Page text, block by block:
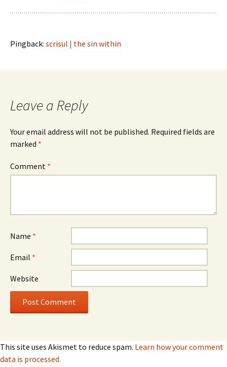
Pingback: scrisul | the sin within
Leave a Reply
Your email address will not be published. Required fields are
marked *
Comment *
Name *
Email *
Website
This site uses Akismet to reduce spam. Learn how your comment
data is processed.